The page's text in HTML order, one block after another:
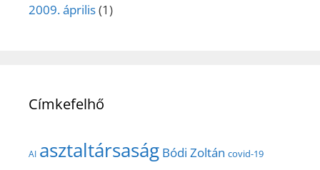
2009. április(1)
Címkefelhő
AI asztaltársaság Bódi Zoltán covid-19